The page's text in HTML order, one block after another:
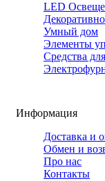
LED
Умный дом
Элементы
Средства
Информация
Доставка и
Обмен и
Про нас
Контакты